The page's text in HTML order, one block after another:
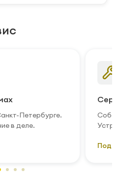
Петербурге.
в деле.